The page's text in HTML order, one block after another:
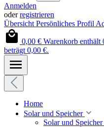
Anmelden
oderregistrieren
Übersicht Persönliches Profil
0,00 € Warenkorb enthält
beträgt 0,00 €.
Home
Solar und Speicher
Solar und Speicher